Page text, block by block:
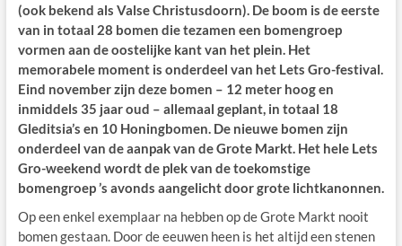
(ook bekend als Valse Christusdoorn). De boom is de eerste
van in totaal 28 bomen die tezamen een bomengroep
vormen aan de oostelijke kant van het plein. Het
memorabele moment is onderdeel van het Lets Gro-festival.
Eind november zijn deze bomen – 12 meter hoog en
inmiddels 35 jaar oud – allemaal geplant, in totaal 18
Gleditsia’s en 10 Honingbomen. De nieuwe bomen zijn
onderdeel van de aanpak van de Grote Markt. Het hele Lets
Gro-weekend wordt de plek van de toekomstige
bomengroep ’s avonds aangelicht door grote lichtkanonnen.
Op een enkel exemplaar na hebben op de Grote Markt nooit
bomen gestaan. Door de eeuwen heen is het altijd een stenen